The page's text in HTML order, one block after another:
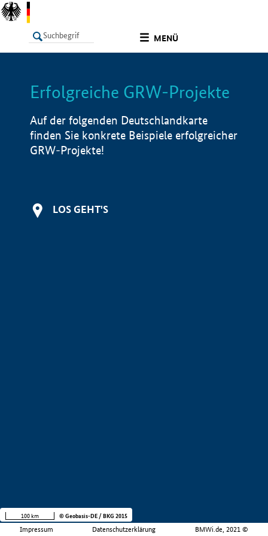
MENÜ
LISTE Info
Erfolgreiche GRW-Projekte
Auf der folgenden Deutschlandkarte
finden Sie konkrete Beispiele erfolgreicher
GRW-Projekte!
LOS GEHT'S
Impressum Datenschutzerklärung BMWi.de, 2021 ©
100 km © Geobasis-DE / BKG 2015